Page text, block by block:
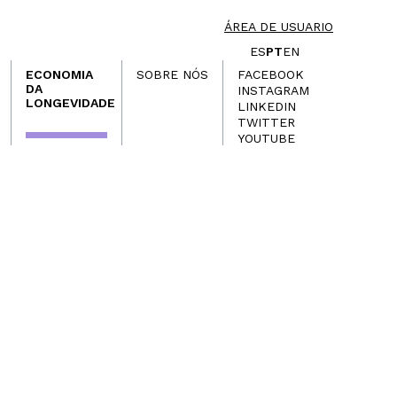
ÁREA DE USUARIO
ESPTEN
ECONOMIA
DA
LONGEVIDADE
SOBRE NÓS
FACEBOOK
INSTAGRAM
LINKEDIN
TWITTER
YOUTUBE